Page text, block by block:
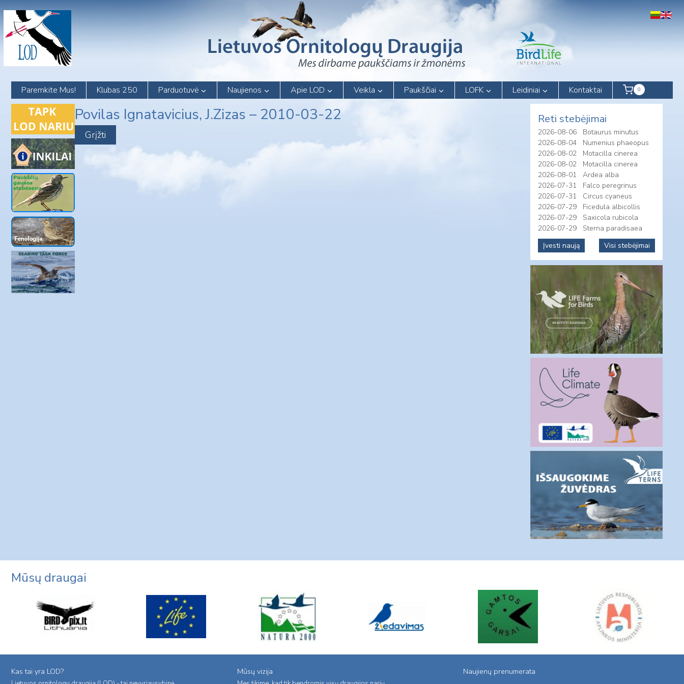
content
Paremkite Mus! Klubas 250 Parduotuvė Naujienos Apie LOD Veikla Paukščiai LOFK Leidiniai Kontaktai 0
Povilas Ignatavicius, J.Zizas – 2010-03-22 Reti stebėjimai
2026-08-06
Botaurus minutus
2026-08-04
Numenius phaeopus
2026-08-02
Motacilla cinerea
2026-08-02
Motacilla cinerea
2026-08-01
Ardea alba
2026-07-31
Falco peregrinus
2026-07-31
Circus cyaneus
2026-07-29
Ficedula albicollis
2026-07-29
Saxicola rubicola
2026-07-29
Sterna paradisaea
Įvesti naują
Visi stebėjimai
Mūsų draugai
Kas tai yra LOD? Mūsų vizija Naujienų prenumerata